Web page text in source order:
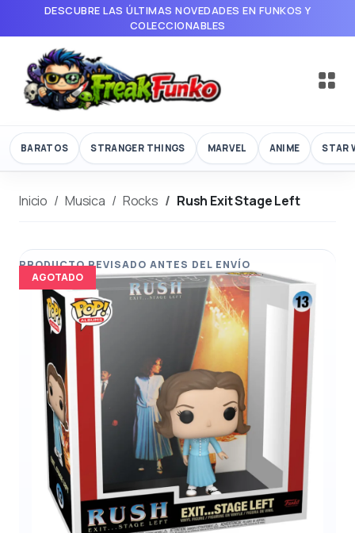
DESCUBRE LAS ÚLTIMAS NOVEDADES EN FUNKOS Y
COLECCIONABLES
BARATOS STRANGER THINGS MARVEL ANIME STAR
Inicio Musica Rocks Rush Exit Stage Left
AGOTADO